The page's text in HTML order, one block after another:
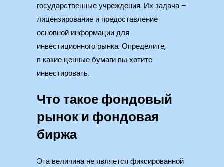
государственные учреждения. Их задача –
лицензирование и предоставление
основной информации для
инвестиционного рынка. Определите,
в какие ценные бумаги вы хотите
инвестировать.
Что такое фондовый
рынок и фондовая
биржа
Эта величина не является фиксированной